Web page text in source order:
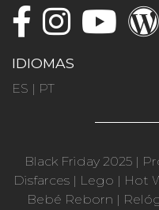
IDIOMAS
ES | PT
Black Friday 2025 |
Disfarces| Lego | Hot
Bebé Reborn |